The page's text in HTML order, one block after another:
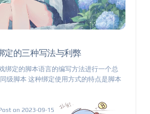
定的三种写法与利弊
绑定的脚本语言的编写方法进行一个总
级脚本 这种绑定使用方式的特点是脚本
on 2023-09-15